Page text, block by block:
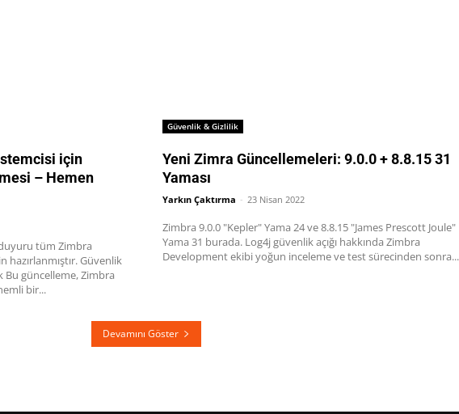
için
– Hemen
Güvenlik
bir...
Güvenlik & Gizlilik
Yeni Zimra Güncellemeleri: 9.0.0 + 8.8.15 31
Yaması
Yarkın Çaktırma - 23 Nisan 2022
Zimbra 9.0.0 "Kepler" Yama 24 ve 8.8.15 "James Prescott Joule"
Yama 31 burada. Log4j güvenlik açığı hakkında Zimbra
Development ekibi yoğun inceleme ve test sürecinden sonra...
Devamını Göster